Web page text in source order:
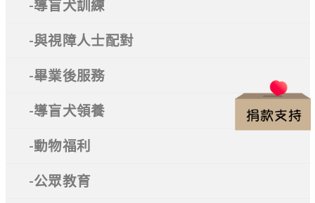
-導盲犬訓練
-與視障人士配對
-畢業後服務
-導盲犬領養
-動物福利
-公眾教育